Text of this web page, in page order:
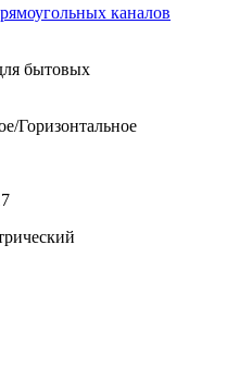
каналов
бытовых
Горизонтальное